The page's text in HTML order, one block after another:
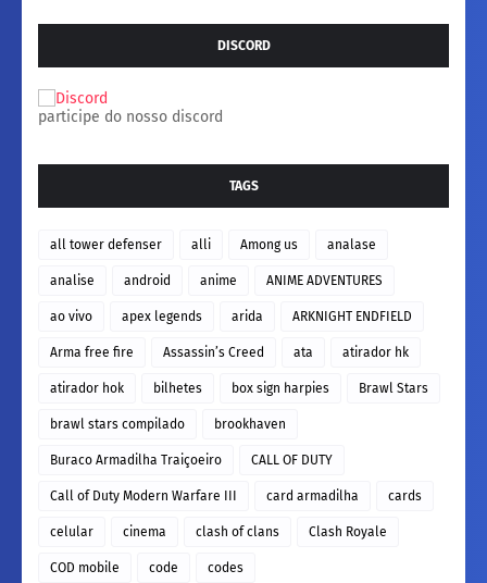
DISCORD
participe do nosso discord
TAGS
all tower defenser alli Among us analase
analise android anime ANIME ADVENTURES
ao vivo apex legends arida ARKNIGHT ENDFIELD
Arma free fire Assassin’s Creed ata atirador hk
atirador hok bilhetes box sign harpies Brawl Stars
brawl stars compilado brookhaven
Buraco Armadilha Traiçoeiro CALL OF DUTY
Call of Duty Modern Warfare III card armadilha cards
celular cinema clash of clans Clash Royale
COD mobile code codes